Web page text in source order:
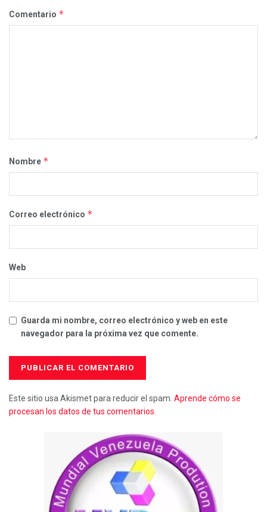
Comentario *
Nombre *
Correo electrónico *
Web
Guarda mi nombre, correo electrónico y web en este
navegador para la próxima vez que comente.
Este sitio usa Akismet para reducir el spam. Aprende cómo se
procesan los datos de tus comentarios.